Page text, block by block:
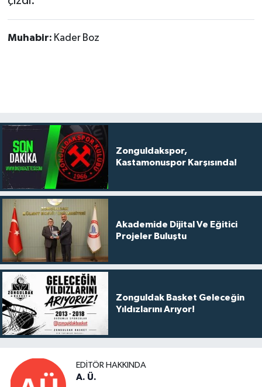
Muhabir: Kader Boz
Zonguldakspor,
Kastamonuspor Karşısında!
Akademide Dijital Ve Eğitici
Projeler Buluştu
Zonguldak Basket Geleceğin
Yıldızlarını Arıyor!
EDITÖR HAKKINDA
A. Ü.